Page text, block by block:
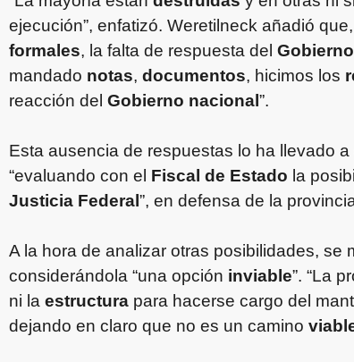
ejecución”, enfatizó. Weretilneck añadió
formales, la falta de respuesta del
mandado notas, documentos, hicimos los
reacción del Gobierno nacional”.
Esta ausencia de respuestas lo ha llevado
“evaluando con el Fiscal de Estado la
Justicia Federal”, en defensa de la
A la hora de analizar otras posibilidades, se
considerándola “una opción inviable”. “La
ni la estructura para hacerse cargo del
dejando en claro que no es un camino